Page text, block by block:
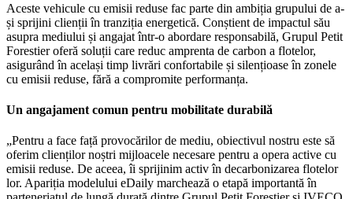
Aceste vehicule cu emisii reduse fac parte din ambiția grupului de a-
și sprijini clienții în tranziția energetică. Conștient de impactul său
asupra mediului și angajat într-o abordare responsabilă, Grupul Petit
Forestier oferă soluții care reduc amprenta de carbon a flotelor,
asigurând în același timp livrări confortabile și silențioase în zonele
cu emisii reduse, fără a compromite performanța.
Un angajament comun pentru mobilitate durabilă
„Pentru a face față provocărilor de mediu, obiectivul nostru este să
oferim clienților noștri mijloacele necesare pentru a opera active cu
emisii reduse. De aceea, îi sprijinim activ în decarbonizarea flotelor
lor. Apariția modelului eDaily marchează o etapă importantă în